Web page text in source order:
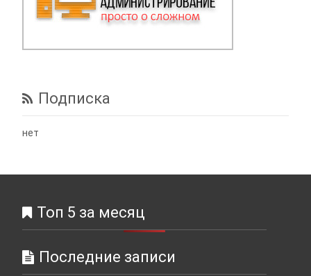
Подписка
нет
Топ 5 за месяц
Последние записи